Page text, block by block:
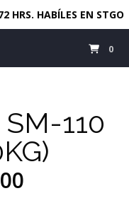
HRS. HABÍLES EN STGO
0
110